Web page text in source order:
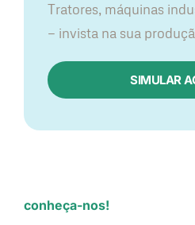
Tratores, máquinas
— invista na sua
SIMULAR
conheça-nos!